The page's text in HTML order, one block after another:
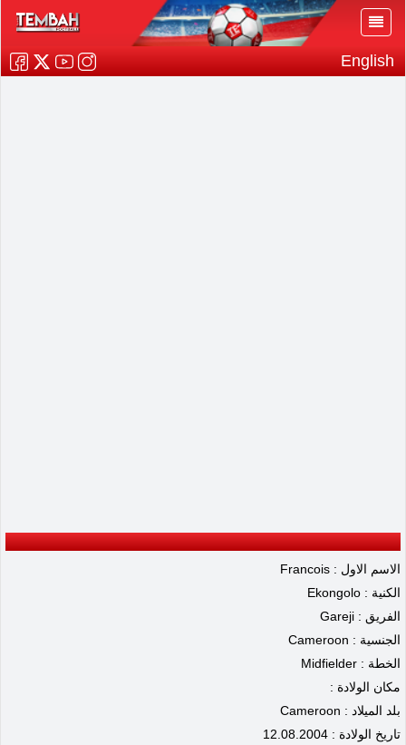
English
الاسم الاول : Francois
الكنية : Ekongolo
الفريق : Gareji
الجنسية : Cameroon
الخطة : Midfielder
مكان الولادة :
بلد الميلاد : Cameroon
تاريخ الولادة : 12.08.2004